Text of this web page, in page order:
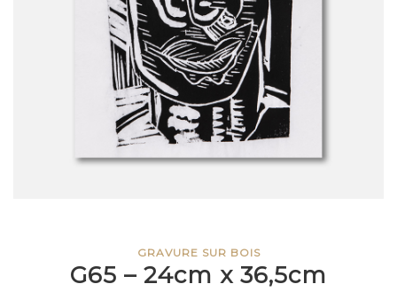
GRAVURE SUR BOIS
G65 – 24cm x 36,5cm